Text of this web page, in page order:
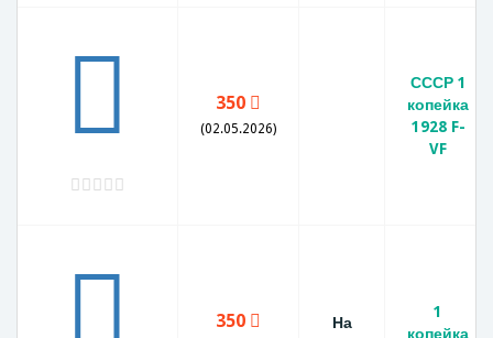
350
(02.05.2026)
СССР 1
копейка
1928 F-
VF
350
На
1
копейка